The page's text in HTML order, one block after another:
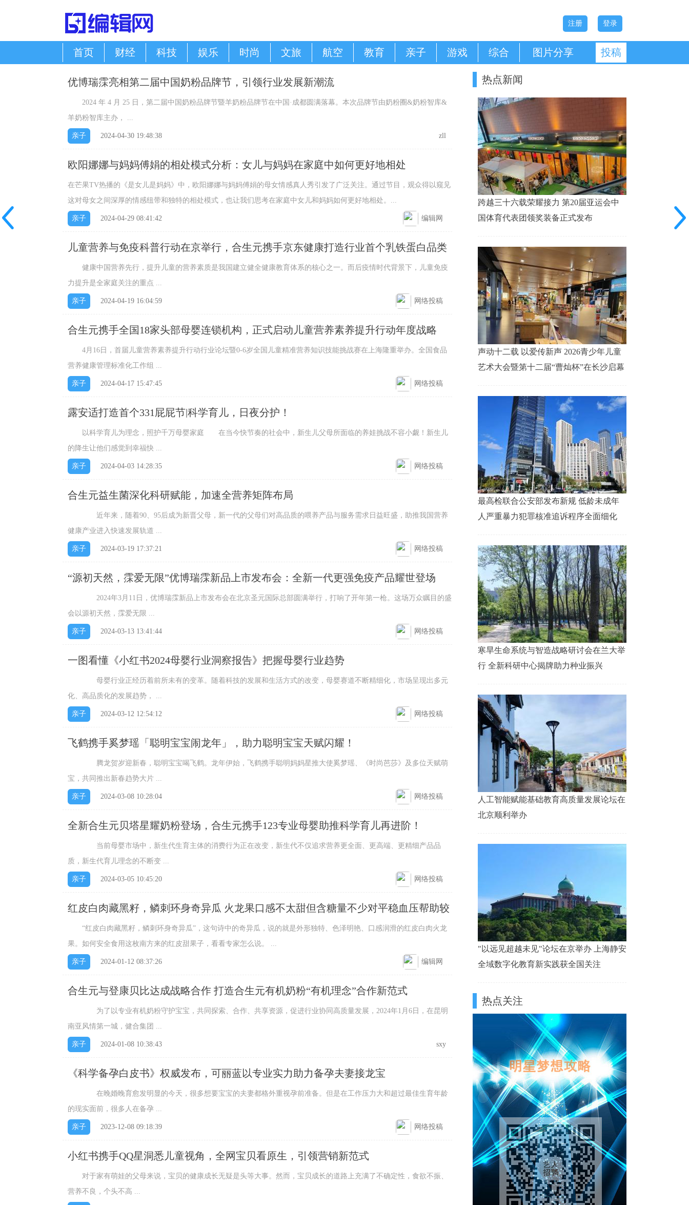
登录
注册
首页 财经 科技 娱乐 时尚 文旅 航空 教育 亲子 游戏 综合 图片分享 投稿
优博瑞霂亮相第二届中国奶粉品牌节，引领行业发展新潮流
2024 年 4 月 25 日，第二届中国奶粉品牌节暨羊奶粉品牌节在中国·成都圆满落幕。本次品牌节由奶粉圈&奶粉智库&
羊奶粉智库主办， ...
亲子 2024-04-30 19:48:38 zll
欧阳娜娜与妈妈傅娟的相处模式分析：女儿与妈妈在家庭中如何更好地相处
在芒果TV热播的《是女儿是妈妈》中，欧阳娜娜与妈妈傅娟的母女情感真人秀引发了广泛关注。通过节目，观众得以窥见
这对母女之间深厚的情感纽带和独特的相处模式，也让我们思考在家庭中女儿和妈妈如何更好地相处。...
亲子 2024-04-29 08:41:42 编辑网
儿童营养与免疫科普行动在京举行，合生元携手京东健康打造行业首个乳铁蛋白品类
健康中国营养先行，提升儿童的营养素质是我国建立健全健康教育体系的核心之一。而后疫情时代背景下，儿童免疫
力提升是全家庭关注的重点 ...
亲子 2024-04-19 16:04:59 网络投稿
合生元携手全国18家头部母婴连锁机构，正式启动儿童营养素养提升行动年度战略
4月16日，首届儿童营养素养提升行动行业论坛暨0-6岁全国儿童精准营养知识技能挑战赛在上海隆重举办。全国食品
营养健康管理标准化工作组 ...
亲子 2024-04-17 15:47:45 网络投稿
露安适打造首个331屁屁节|科学育儿，日夜分护！
以科学育儿为理念，照护千万母婴家庭 在当今快节奏的社会中，新生儿父母所面临的养娃挑战不容小觑！新生儿
的降生让他们感觉到幸福快 ...
亲子 2024-04-03 14:28:35 网络投稿
合生元益生菌深化科研赋能，加速全营养矩阵布局
近年来，随着90、95后成为新晋父母，新一代的父母们对高品质的喂养产品与服务需求日益旺盛，助推我国营养
健康产业进入快速发展轨道 ...
亲子 2024-03-19 17:37:21 网络投稿
“源初天然，霂爱无限”优博瑞霂新品上市发布会：全新一代更强免疫产品耀世登场
2024年3月11日，优博瑞霂新品上市发布会在北京圣元国际总部圆满举行，打响了开年第一枪。这场万众瞩目的盛
会以源初天然，霂爱无限 ...
亲子 2024-03-13 13:41:44 网络投稿
一图看懂《小红书2024母婴行业洞察报告》把握母婴行业趋势
母婴行业正经历着前所未有的变革。随着科技的发展和生活方式的改变，母婴赛道不断精细化，市场呈现出多元
化、高品质化的发展趋势， ...
亲子 2024-03-12 12:54:12 网络投稿
飞鹤携手奚梦瑶「聪明宝宝闹龙年」，助力聪明宝宝天赋闪耀！
腾龙贺岁迎新春，聪明宝宝喝飞鹤。龙年伊始，飞鹤携手聪明妈妈星推大使奚梦瑶、《时尚芭莎》及多位天赋萌
宝，共同推出新春趋势大片 ...
亲子 2024-03-08 10:28:04 网络投稿
全新合生元贝塔星耀奶粉登场，合生元携手123专业母婴助推科学育儿再进阶！
当前母婴市场中，新生代生育主体的消费行为正在改变，新生代不仅追求营养更全面、更高端、更精细产品品
质，新生代育儿理念的不断变 ...
亲子 2024-03-05 10:45:20 网络投稿
红皮白肉藏黑籽，鳞刺环身奇异瓜 火龙果口感不太甜但含糖量不少对平稳血压帮助较
“红皮白肉藏黑籽，鳞刺环身奇异瓜”，这句诗中的奇异瓜，说的就是外形独特、色泽明艳、口感润滑的红皮白肉火龙
果。如何安全食用这枚南方来的红皮甜果子，看看专家怎么说。 ...
亲子 2024-01-12 08:37:26 编辑网
合生元与登康贝比达成战略合作 打造合生元有机奶粉“有机理念”合作新范式
为了以专业有机奶粉守护宝宝，共同探索、合作、共享资源，促进行业协同高质量发展，2024年1月6日，在昆明
南亚风情第一城，健合集团 ...
亲子 2024-01-08 10:38:43 sxy
《科学备孕白皮书》权威发布，可丽蓝以专业实力助力备孕夫妻接龙宝
在晚婚晚育愈发明显的今天，很多想要宝宝的夫妻都格外重视孕前准备。但是在工作压力大和超过最佳生育年龄
的现实面前，很多人在备孕 ...
亲子 2023-12-08 09:18:39 网络投稿
小红书携手QQ星洞悉儿童视角，全网宝贝看原生，引领营销新范式
对于家有萌娃的父母来说，宝贝的健康成长无疑是头等大事。然而，宝贝成长的道路上充满了不确定性，食欲不振、
营养不良，个头不高 ...
热点新闻
跨越三十六载荣耀接力 第20届亚运会中
国体育代表团领奖装备正式发布
声动十二载 以爱传新声 2026青少年儿童
艺术大会暨第十二届“曹灿杯”在长沙启幕
最高检联合公安部发布新规 低龄未成年
人严重暴力犯罪核准追诉程序全面细化
寒旱生命系统与智造战略研讨会在兰大举
行 全新科研中心揭牌助力种业振兴
人工智能赋能基础教育高质量发展论坛在
北京顺利举办
"以远见超越未见"论坛在京举办 上海静安
全域数字化教育新实践获全国关注
热点关注